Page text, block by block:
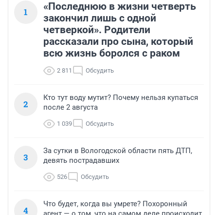
1
«Последнюю в жизни четверть
закончил лишь с одной
четверкой». Родители
рассказали про сына, который
всю жизнь боролся с раком
2 811 Обсудить
2
Кто тут воду мутит? Почему нельзя купаться
после 2 августа
1 039 Обсудить
3
За сутки в Вологодской области пять ДТП,
девять пострадавших
526 Обсудить
4
Что будет, когда вы умрете? Похоронный